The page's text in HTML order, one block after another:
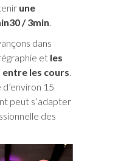
une
/ 3min.
dans
et les
les cours.
15
peut s’adapter
des